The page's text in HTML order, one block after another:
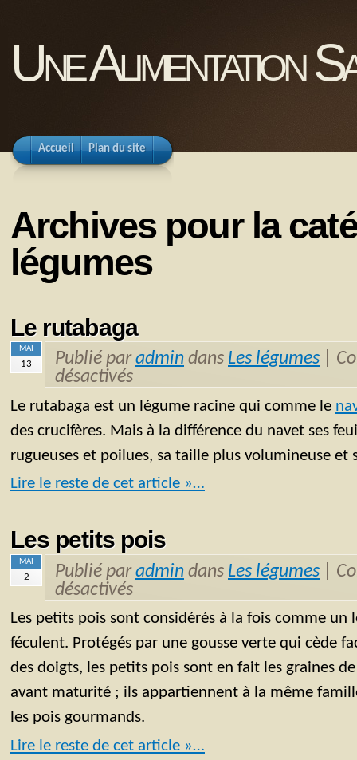
Une Alimentation
Accueil Plan du site
Archives pour la
légumes
Le rutabaga
MAI
13 Publié paradmin dans Les légumes
désactivés
Le rutabaga est un légume racine qui comme le
des crucifères. Mais à la différence du navet ses
rugueuses et poilues, sa taille plus volumineuse et
Lire le reste de cet article »…
Les petits pois
MAI
2 Publié paradmin dans Les légumes
désactivés
Les petits pois sont considérés à la fois comme
féculent. Protégés par une gousse verte qui cède
des doigts, les petits pois sont en fait les graines
avant maturité ; ils appartiennent à la même
les pois gourmands.
Lire le reste de cet article »…